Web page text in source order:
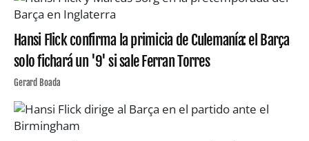
Hansi Flick confirma la primicia de Culemanía: el Barça
solo fichará un '9' si sale Ferran Torres
Gerard Boada